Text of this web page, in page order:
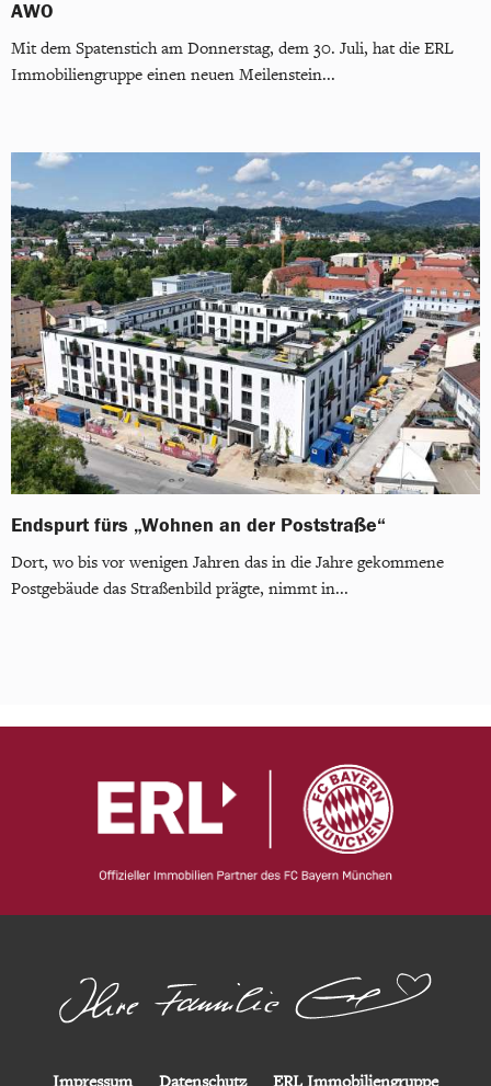
AWO
Mit dem Spatenstich am Donnerstag, dem 30. Juli, hat die ERL
Immobiliengruppe einen neuen Meilenstein...
Endspurt fürs „Wohnen an der Poststraße“
Dort, wo bis vor wenigen Jahren das in die Jahre gekommene
Postgebäude das Straßenbild prägte, nimmt in...
Impressum Datenschutz ERL Immobiliengruppe